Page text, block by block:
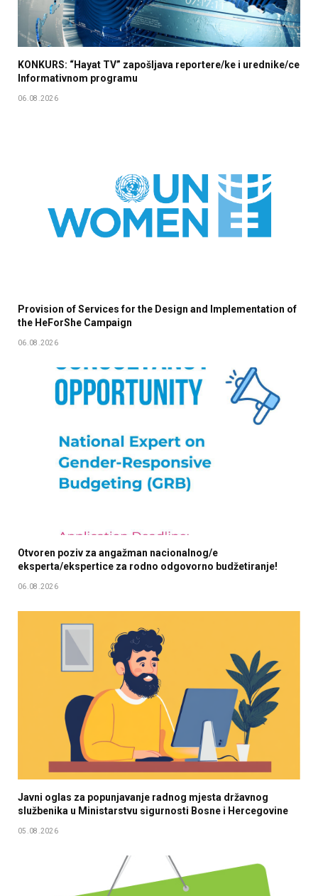
KONKURS: “Hayat TV” zapošljava reportere/ke i urednike/ce
Informativnom programu
06.08.2026
Provision of Services for the Design and Implementation of
the HeForShe Campaign
06.08.2026
Otvoren poziv za angažman nacionalnog/e
eksperta/ekspertice za rodno odgovorno budžetiranje!
06.08.2026
Javni oglas za popunjavanje radnog mjesta državnog
službenika u Мinistarstvu sigurnosti Bosne i Hercegovine
05.08.2026